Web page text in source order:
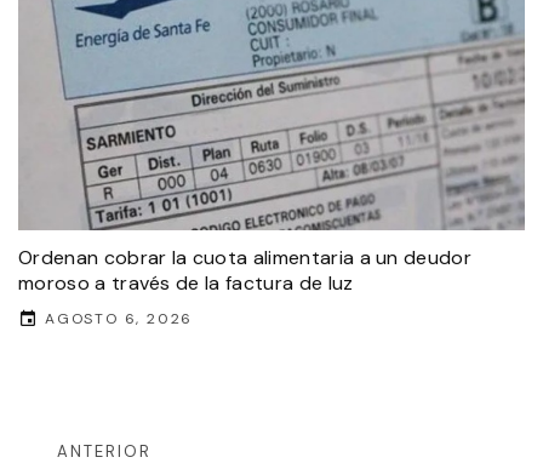
Ordenan cobrar la cuota alimentaria a un deudor
moroso a través de la factura de luz
AGOSTO 6, 2026
ANTERIOR